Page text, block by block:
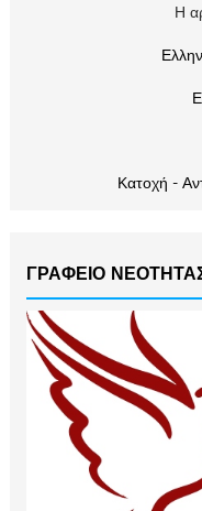
Η
Κατοχή -
ΓΡΑΦΕΙΟ